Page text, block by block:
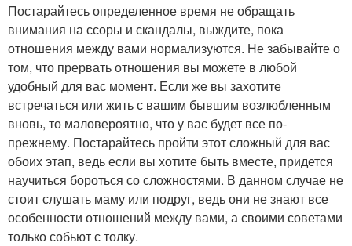
Постарайтесь определенное время не обращать
внимания на ссоры и скандалы, выждите, пока
отношения между вами нормализуются. Не забывайте о
том, что прервать отношения вы можете в любой
удобный для вас момент. Если же вы захотите
встречаться или жить с вашим бывшим возлюбленным
вновь, то маловероятно, что у вас будет все по-
прежнему. Постарайтесь пройти этот сложный для вас
обоих этап, ведь если вы хотите быть вместе, придется
научиться бороться со сложностями. В данном случае не
стоит слушать маму или подруг, ведь они не знают все
особенности отношений между вами, а своими советами
только собьют с толку.